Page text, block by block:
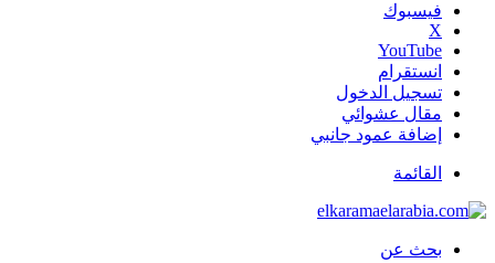
فيسبوك
‫X
‫YouTube
انستقرام
تسجيل الدخول
مقال عشوائي
إضافة عمود جانبي
القائمة
بحث عن